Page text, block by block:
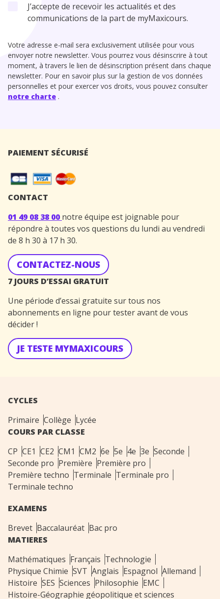
J’accepte de recevoir les actualités et des
communications de la part de myMaxicours.
Votre adresse e-mail sera exclusivement utilisée pour vous
envoyer notre newsletter. Vous pourrez vous désinscrire à tout
moment, à travers le lien de désinscription présent dans chaque
newsletter. Pour en savoir plus sur la gestion de vos données
personnelles et pour exercer vos droits, vous pouvez consulter
notre charte .
PAIEMENT SÉCURISÉ
CONTACT
01 49 08 38 00 notre équipe est joignable pour
répondre à toutes vos questions du lundi au vendredi
de 8 h 30 à 17 h 30.
CONTACTEZ-NOUS
7 JOURS D’ESSAI GRATUIT
Une période d’essai gratuite sur tous nos
abonnements en ligne pour tester avant de vous
décider !
JE TESTE MYMAXICOURS
CYCLES
Primaire Collège Lycée
COURS PAR CLASSE
CP CE1 CE2 CM1 CM2 6e 5e 4e 3e Seconde
Seconde pro Première Première pro
Première techno Terminale Terminale pro
Terminale techno
EXAMENS
Brevet Baccalauréat Bac pro
MATIERES
Mathématiques Français Technologie
Physique Chimie SVT Anglais Espagnol Allemand
Histoire SES Sciences Philosophie EMC
Histoire-Géographie géopolitique et sciences